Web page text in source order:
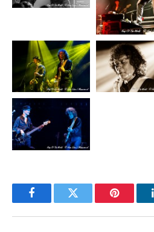
FacebookTwitter Pinterest